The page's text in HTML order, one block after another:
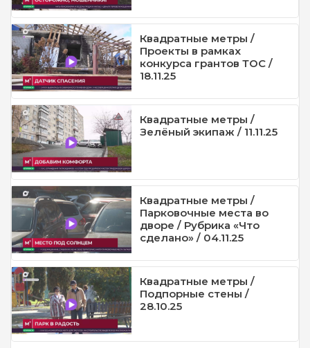
Квадратные метры /
Проекты в рамках
конкурса грантов ТОС /
18.11.25
Квадратные метры /
Зелёный экипаж / 11.11.25
Квадратные метры /
Парковочные места во
дворе / Рубрика «Что
сделано» / 04.11.25
Квадратные метры /
Подпорные стены /
28.10.25